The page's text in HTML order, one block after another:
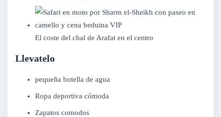
El coste del chal de Arafat en el centro
Llevatelo
pequeña botella de agua
Ropa deportiva cómoda
Zapatos comodos